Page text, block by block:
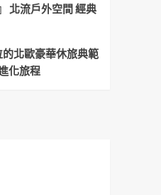
北流戶外空間 經典
北歐豪華休旅典範
化旅程